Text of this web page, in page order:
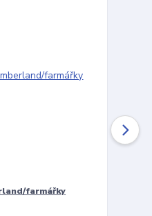
farmářky